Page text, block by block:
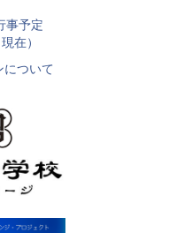
事予定
在）
について